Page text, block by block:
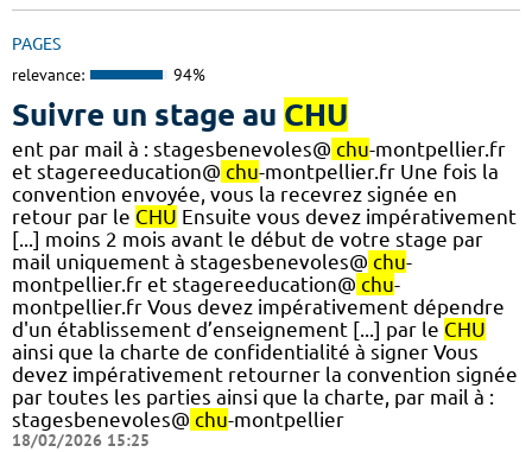
PAGES
relevance: 94%
Suivre un stage au CHU
ent par mail à : stagesbenevoles@ chu-montpellier.fr
et stagereeducation@ chu-montpellier.fr Une fois la
convention envoyée, vous la recevrez signée en
retour par le CHU Ensuite vous devez impérativement
[...] moins 2 mois avant le début de votre stage par
mail uniquement à stagesbenevoles@ chu-
montpellier.fr et stagereeducation@ chu-
montpellier.fr Vous devez impérativement dépendre
d'un établissement d’enseignement [...] par le CHU
ainsi que la charte de confidentialité à signer Vous
devez impérativement retourner la convention signée
par toutes les parties ainsi que la charte, par mail à :
stagesbenevoles@ chu-montpellier
18/02/2026 15:25